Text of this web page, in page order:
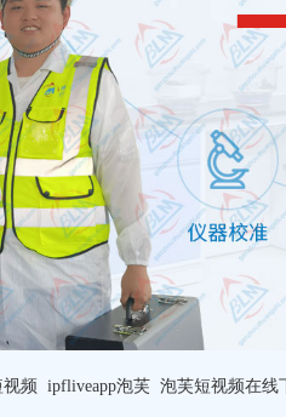
频 ipfliveapp泡芙 泡芙短视频在线